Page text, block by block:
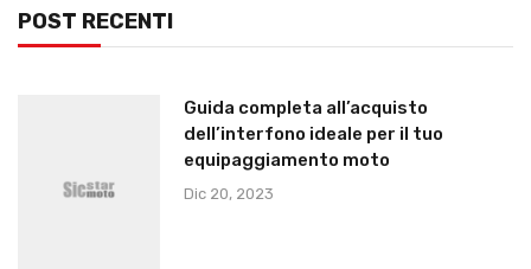
POST RECENTI
Guida completa all’acquisto
dell’interfono ideale per il tuo
equipaggiamento moto
Dic 20, 2023